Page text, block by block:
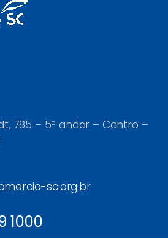
785 – 5º andar – Centro –
sc.org.br
1000